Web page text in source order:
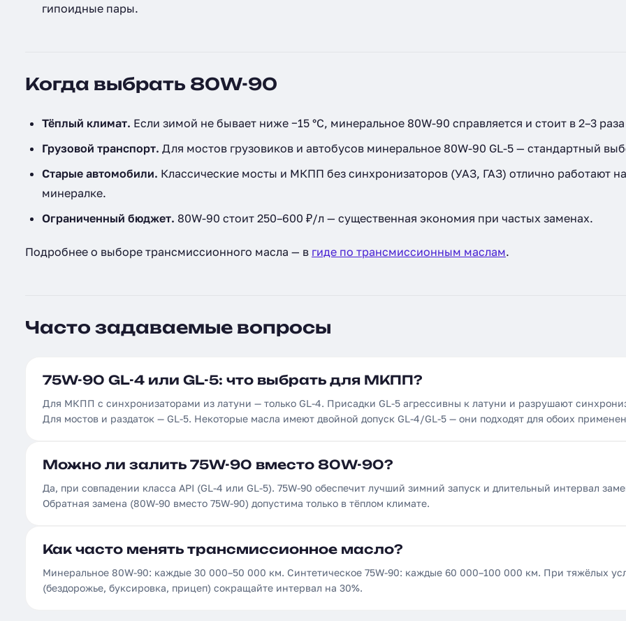
гипоидные пары.
Когда выбрать 80W-90
Тёплый климат. Если зимой не бывает ниже −15 °C, минеральное 80W-90 справляется и стоит в 2–3
Грузовой транспорт. Для мостов грузовиков и автобусов минеральное 80W-90 GL-5 — стандартный
Старые автомобили. Классические мосты и МКПП без синхронизаторов (УАЗ, ГАЗ) отлично работают на
минералке.
Ограниченный бюджет. 80W-90 стоит 250–600 ₽/л — существенная экономия при частых заменах.
Подробнее о выборе трансмиссионного масла — в гиде по трансмиссионным маслам.
Часто задаваемые вопросы
75W-90 GL-4 или GL-5: что выбрать для МКПП?
Для МКПП с синхронизаторами из латуни — только GL-4. Присадки GL-5 агрессивны к латуни и разрушают
Для мостов и раздаток — GL-5. Некоторые масла имеют двойной допуск GL-4/GL-5 — они подходят для обоих
Можно ли залить 75W-90 вместо 80W-90?
Да, при совпадении класса API (GL-4 или GL-5). 75W-90 обеспечит лучший зимний запуск и длительный интервал
Обратная замена (80W-90 вместо 75W-90) допустима только в тёплом климате.
Как часто менять трансмиссионное масло?
Минеральное 80W-90: каждые 30 000–50 000 км. Синтетическое 75W-90: каждые 60 000–100 000 км. При тяжёлых
(бездорожье, буксировка, прицеп) сокращайте интервал на 30%.